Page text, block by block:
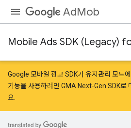
AdMob
Mobile Ads SDK (Legacy)
Google 모바일 광고 SDK가 유지관리 모드
기능을 사용하려면 GMA Next-Gen SDK로
요.